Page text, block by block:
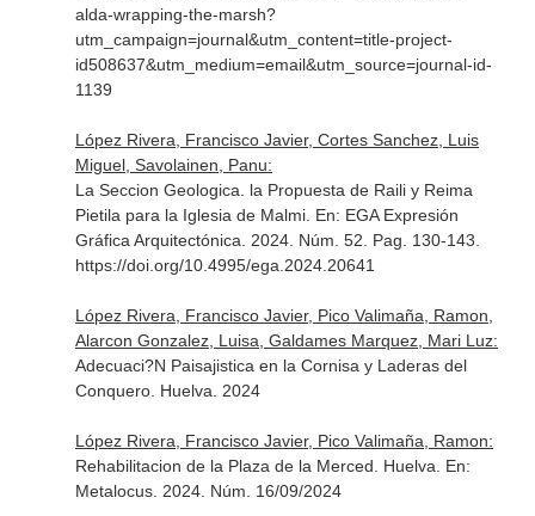
alda-wrapping-the-marsh?
utm_campaign=journal&utm_content=title-project-
id508637&utm_medium=email&utm_source=journal-id-
1139
López Rivera, Francisco Javier, Cortes Sanchez, Luis
Miguel, Savolainen, Panu:
La Seccion Geologica. la Propuesta de Raili y Reima
Pietila para la Iglesia de Malmi. En: EGA Expresión
Gráfica Arquitectónica . 2024. Núm. 52. Pag. 130-143.
https://doi.org/10.4995/ega.2024.20641
López Rivera, Francisco Javier, Pico Valimaña, Ramon,
Alarcon Gonzalez, Luisa, Galdames Marquez, Mari Luz:
Adecuaci?N Paisajistica en la Cornisa y Laderas del
Conquero. Huelva. 2024
López Rivera, Francisco Javier, Pico Valimaña, Ramon:
Rehabilitacion de la Plaza de la Merced. Huelva. En:
Metalocus. 2024. Núm. 16/09/2024